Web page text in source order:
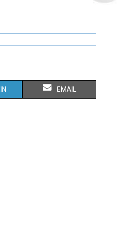
EMAIL